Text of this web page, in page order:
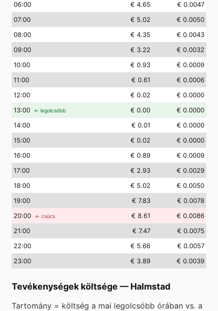
06:00 € 4.65
€ 0.0047
07:00 € 5.02
€ 0.0050
08:00 € 4.35
€ 0.0043
09:00 € 3.22
€ 0.0032
10:00 € 0.93
€ 0.0009
11:00 € 0.61
€ 0.0006
12:00 € 0.02
€ 0.0000
13:00 ← legolcsóbb € 0.00
€ 0.0000
14:00 € 0.01
€ 0.0000
15:00 € 0.02
€ 0.0000
16:00 € 0.89
€ 0.0009
17:00 € 2.93
€ 0.0029
18:00 € 5.02
€ 0.0050
19:00 € 7.83
€ 0.0078
20:00 ← csúcs € 8.61
€ 0.0086
21:00 € 7.47
€ 0.0075
22:00 € 5.66
€ 0.0057
23:00 € 3.89 € 0.0039
Tevékenységek költsége — Halmstad
Tartomány = költség a mai legolcsóbb órában vs. a